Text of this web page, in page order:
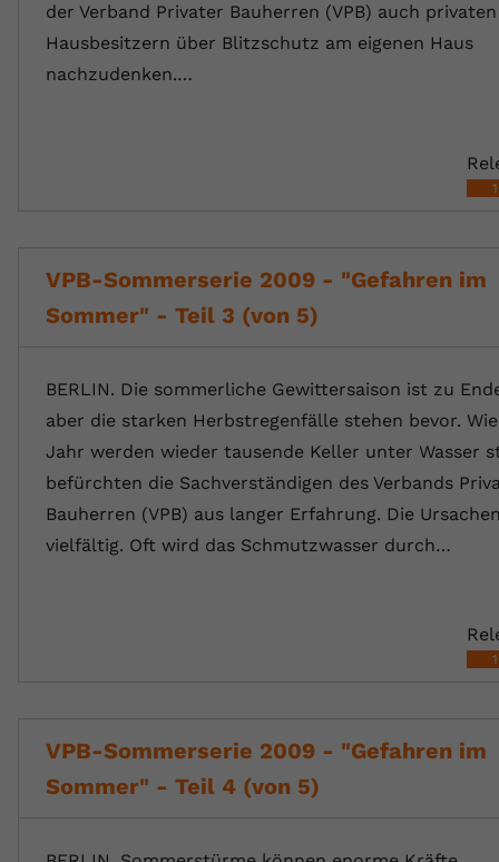
der Verband Privater Bauherren (VPB) auch privaten
Hausbesitzern über Blitzschutz am eigenen Haus
nachzudenken.…
VPB-Sommerserie 2009 - "Gefahren im
Sommer" - Teil 3 (von 5)
BERLIN. Die sommerliche Gewittersaison ist zu
aber die starken Herbstregenfälle stehen bevor.
Jahr werden wieder tausende Keller unter Wasser
befürchten die Sachverständigen des Verbands
Bauherren (VPB) aus langer Erfahrung. Die
vielfältig. Oft wird das Schmutzwasser durch…
VPB-Sommerserie 2009 - "Gefahren im
Sommer" - Teil 4 (von 5)